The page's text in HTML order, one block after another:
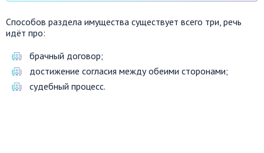
Способов раздела имущества существует всего три, речь
идёт про:
брачный договор;
достижение согласия между обеими сторонами;
судебный процесс.